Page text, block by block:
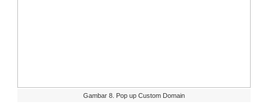
Gambar 8 Pop up Custom Domain